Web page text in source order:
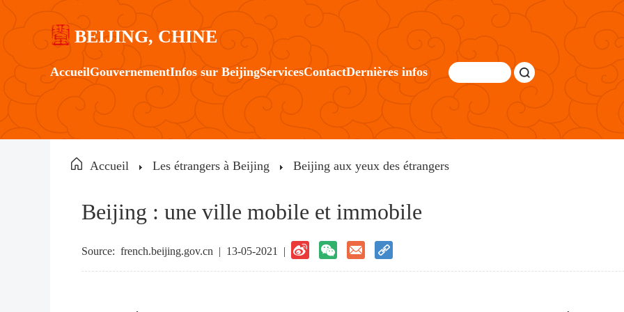
BEIJING, CHINE
AccueilGouvernementInfos sur BeijingServicesContactDernières infos
Accueil Les étrangers à Beijing Beijing aux yeux des étrangers
Beijing : une ville mobile et immobile
Source: french.beijing.gov.cn | 13-05-2021 |